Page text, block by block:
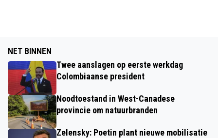
NET BINNEN
Twee aanslagen op eerste werkdag
Colombiaanse president
Noodtoestand in West-Canadese
provincie om natuurbranden
Zelensky: Poetin plant nieuwe mobilisatie